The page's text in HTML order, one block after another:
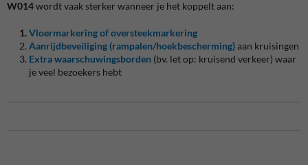
W014wordt vaak sterker wanneer je het koppelt aan:
Vloermarkering of oversteekmarkering
Aanrijdbeveiliging (rampalen/hoekbescherming)aan kruisingen
Extra waarschuwingsborden (bv. let op: kruisend verkeer) waar
je veel bezoekers hebt